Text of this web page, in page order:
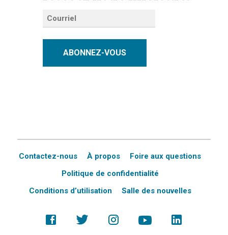
ABONNEZ-VOUS
Contactez-nous À propos
Foire aux questions
Politique de confidentialité
Conditions d’utilisation
Salle des nouvelles